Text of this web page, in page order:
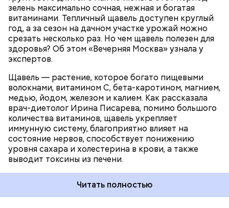
зелень максимально сочная, нежная и богатая
витаминами. Тепличный щавель доступен круглый
год, а за сезон на дачном участке урожай можно
срезать несколько раз. Но чем щавель полезен для
здоровья? Об этом «Вечерняя Москва» узнала у
экспертов.
Щавель — растение, которое богато пищевыми
волокнами, витамином С, бета-каротином, магнием,
медью, йодом, железом и калием. Как рассказала
врач-диетолог Ирина Писарева, помимо большого
количества витаминов, щавель укрепляет
иммунную систему, благоприятно влияет на
состояние нервов, способствует понижению
уровня сахара и холестерина в крови, а также
выводит токсины из печени.
Читать полностью
ПРОДУКТЫ